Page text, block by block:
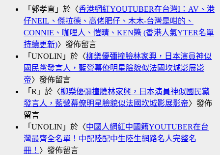
「 郭孝直 」於〈香港網紅YOUTUBER在台灣I：AV、港
仔NEIL、傑拉德、高佬肥仔、木木-台灣是咁的、
CONNIE、咖哩人、愷晴、KEN醬 (香港人氣YTER名單
持續更新)〉發佈留言
「 UNOLIN 」於〈柳樂優彌撞臉林家興，日本演員神似
國民黨發言人，藍營幕僚明星臉貌似法國坎城影展影
帝〉發佈留言
「 R 」於〈柳樂優彌撞臉林家興，日本演員神似國民黨
發言人，藍營幕僚明星臉貌似法國坎城影展影帝〉發佈
留言
「 UNOLIN 」於〈中國人網紅中國籍YOUTUBER在台
灣最齊全名單！中配陸配中生陸生網路名人完整名
冊！ 〉發佈留言